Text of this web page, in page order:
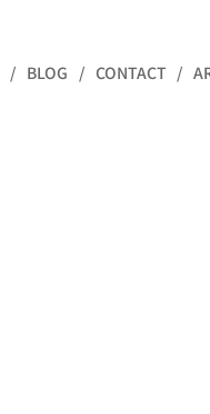
BLOG CONTACT